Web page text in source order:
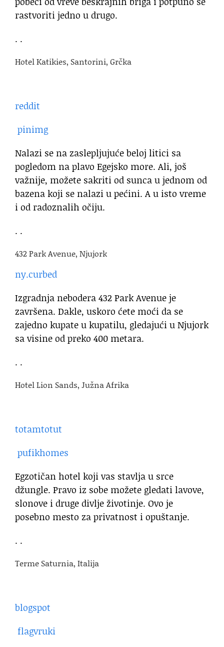
rastvoriti jedno u drugo.
. .
Hotel Katikies, Santorini, Grčka
reddit
pinimg
Nalazi se na zaslepljujuće beloj litici sa
pogledom na plavo Egejsko more. Ali, još
važnije, možete sakriti od sunca u jednom od
bazena koji se nalazi u pećini. A u isto vreme
i od radoznalih očiju.
. .
432 Park Avenue, Njujork
ny.curbed
Izgradnja nebodera 432 Park Avenue je
završena. Dakle, uskoro ćete moći da se
zajedno kupate u kupatilu, gledajući u Njujork
sa visine od preko 400 metara.
. .
Hotel Lion Sands, Južna Afrika
totamtotut
pufikhomes
Egzotičan hotel koji vas stavlja u srce
džungle. Pravo iz sobe možete gledati lavove,
slonove i druge divlje životinje. Ovo je
posebno mesto za privatnost i opuštanje.
. .
Terme Saturnia, Italija
blogspot
flagvruki